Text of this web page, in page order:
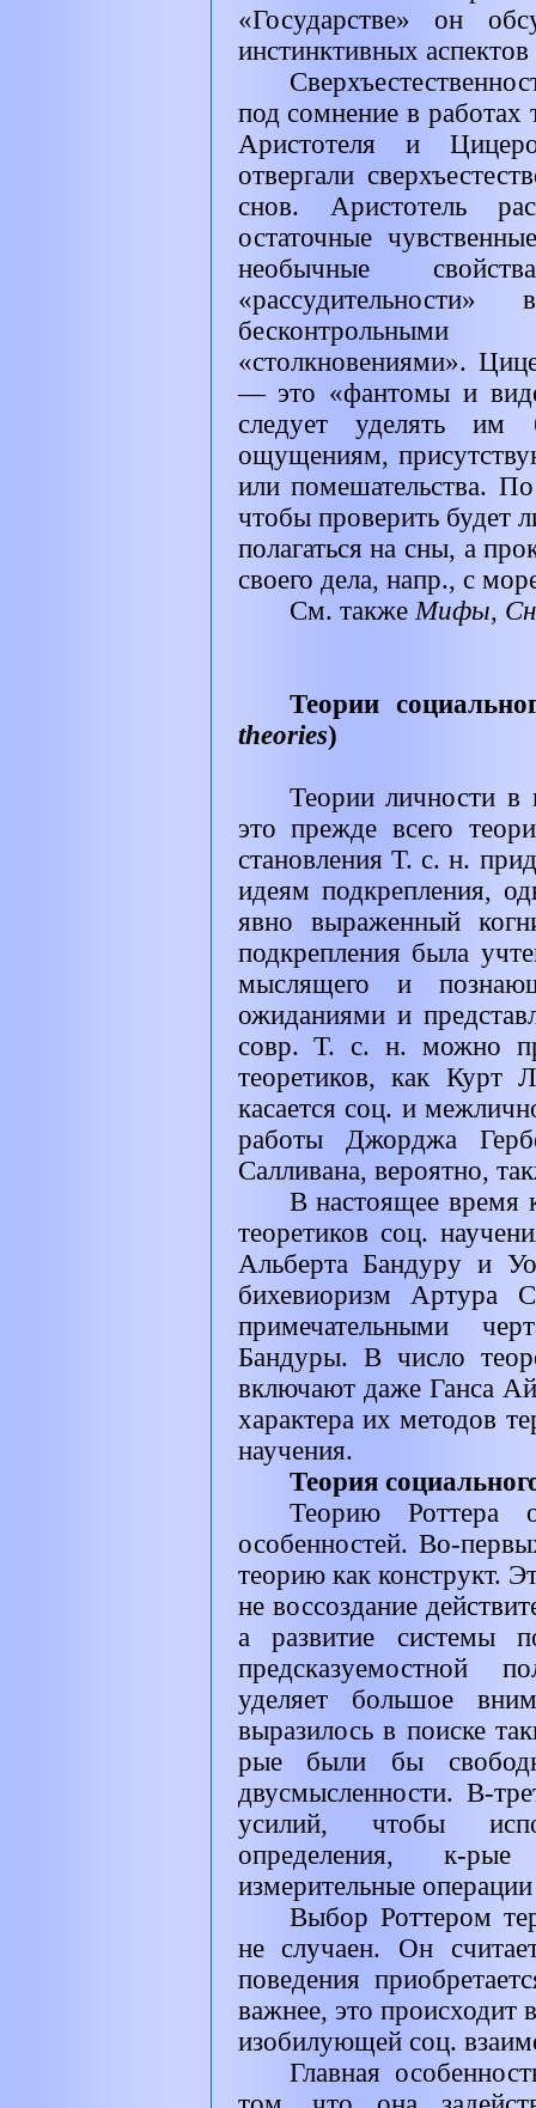
«Государстве» он
инстинктивных
под сомнение в работах
Аристотеля и
отвергали
снов. Аристотель
остаточные
необычные
«столкновениями».
— это «фантомы и
следует уделять им
ощущениям,
или помешательства.
чтобы проверить будет
полагаться на сны, а
своего дела, напр., с
См. такжеМифы,
Теории
theories)
Теории личности в
это прежде всего
становления Т. с. н.
идеям подкрепления,
явно выраженный
подкрепления была
мыслящего и
ожиданиями и
совр. Т. с. н. можно
теоретиков, как Курт
касается соц. и
работы Джорджа
Салливана, вероятно,
В настоящее время
теоретиков соц.
Альберта Бандуру и
бихевиоризм Артура
примечательными
Бандуры. В число
включают даже Ганса
характера их методов
научения.
Теория
Теорию Роттера
особенностей. Во-
теорию как конструкт.
не воссоздание
а развитие системы
предсказуемостной
уделяет большое
выразилось в поиске
рые были бы
двусмысленности. В-
усилий, чтобы
определения, к-рые
измерительные
Выбор Роттером
не случаен. Он
поведения
важнее, это происходит
изобилующей соц.
Главная